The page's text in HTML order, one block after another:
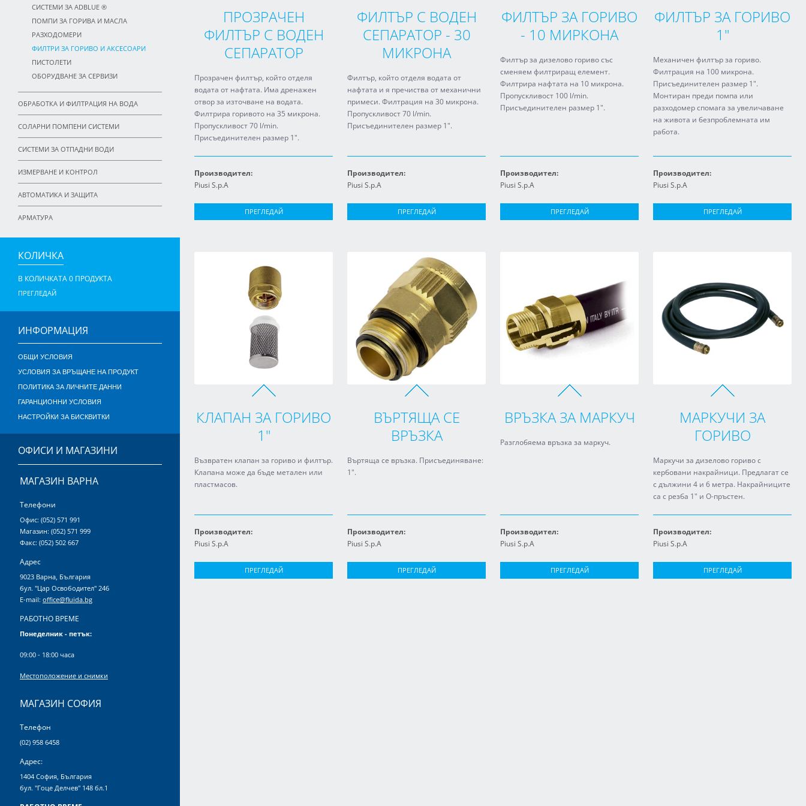
СИСТЕМИ ЗА ADBLUE ®
ПОМПИ ЗА ГОРИВА И МАСЛА
РАЗХОДОМЕРИ
ФИЛТРИ ЗА ГОРИВО И АКСЕСОАРИ
ПИСТОЛЕТИ
ОБОРУДВАНЕ ЗА СЕРВИЗИ
ОБРАБОТКА И ФИЛТРАЦИЯ НА ВОДА
СОЛАРНИ ПОМПЕНИ СИСТЕМИ
СИСТЕМИ ЗА ОТПАДНИ ВОДИ
ИЗМЕРВАНЕ И КОНТРОЛ
АВТОМАТИКА И ЗАЩИТА
АРМАТУРА
КОЛИЧКА
В КОЛИЧКАТА0 ПРОДУКТA
ПРЕГЛЕДАЙ
ИНФОРМАЦИЯ
ОБЩИ УСЛОВИЯ
УСЛОВИЯ ЗА ВРЪЩАНЕ НА ПРОДУКТ
ПОЛИТИКА ЗА ЛИЧНИТЕ ДАННИ
ГАРАНЦИОННИ УСЛОВИЯ
НАСТРОЙКИ ЗА БИСКВИТКИ
ОФИСИ И МАГАЗИНИ
МАГАЗИН ВАРНА
Телефони
Офис: (052) 571 991
Магазин: (052) 571 999
Факс: (052) 502 667
Адрес
9023 Варна, България
бул. "Цар Освободител" 246
E-mail: office@fluida.bg
РАБОТНО ВРЕМЕ
Понеделник - петък:
09:00 - 18:00 часа
Местоположение и снимки
МАГАЗИН СОФИЯ
Телефон
(02) 958 6458
Адрес:
1404 София, България
бул. "Гоце Делчев" 148 бл.1
ПРОЗРАЧЕН
ФИЛТЪР С ВОДЕН
СЕПАРАТОР
Прозрачен филтър, който отделя
водата от нафтата. Има дренажен
отвор за източване на водата.
Филтрира горивото на 35 микрона.
Пропускливост 70 l/min.
Присъединителен размер 1".
Производител:
Piusi S.p.A
ПРЕГЛЕДАЙ
ФИЛТЪР С ВОДЕН
СЕПАРАТОР - 30
МИКРОНА
Филтър, който отделя водата от
нафтата и я пречиства от механични
примеси. Филтрация на 30 микрона.
Пропускливост 70 l/min.
Присъединителен размер 1".
Производител:
Piusi S.p.A
ПРЕГЛЕДАЙ
ФИЛТЪР ЗА ГОРИВО
- 10 МИРКОНА
Филтър за дизелово гориво със
сменяем филтриращ елемент.
Филтрира нафтата на 10 микрона.
Пропускливост 100 l/min.
Присъединителен размер 1".
Производител:
Piusi S.p.A
ПРЕГЛЕДАЙ
ФИЛТЪР ЗА ГОРИВО
1"
Механичен филтър за гориво.
Филтрация на 100 микрона.
Присъединителен размер 1".
Монтиран преди помпа или
разходомер спомага за увеличаване
на живота и безпроблемната им
работа.
Производител:
Piusi S.p.A
ПРЕГЛЕДАЙ
КЛАПАН ЗА ГОРИВО
1"
Възвратен клапан за гориво и филтър.
Клапана може да бъде метален или
пластмасов.
Производител:
Piusi S.p.A
ПРЕГЛЕДАЙ
ВЪРТЯЩА СЕ
ВРЪЗКА
Въртяща се връзка. Присъединяване:
1".
Производител:
Piusi S.p.A
ПРЕГЛЕДАЙ
ВРЪЗКА ЗА МАРКУЧ
Разглобяема връзка за маркуч.
Производител:
Piusi S.p.A
ПРЕГЛЕДАЙ
МАРКУЧИ ЗА
ГОРИВО
Маркучи за дизелово гориво с
кербовани накрайници. Предлагат се
с дължини 4 и 6 метра. Накрайниците
са с резба 1" и О-пръстен.
Производител:
Piusi S.p.A
ПРЕГЛЕДАЙ